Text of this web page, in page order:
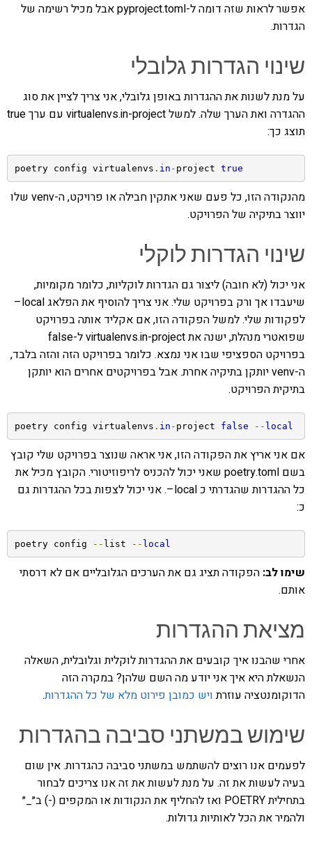
אפשר לראות שזה דומה ל-pyproject.toml אבל מכיל רשימה של
הגדרות.
שינוי הגדרות גלובלי
על מנת לשנות את ההגדרות באופן גלובלי, אני צריך לציין את סוג
ההגדרה ואת הערך שלה. למשל virtualenvs.in-project עם ערך true
תוצג כך:
poetry config virtualenvs . in - project true
מהנקודה הזו, כל פעם שאני אתקין חבילה או פרויקט, ה-venv שלו
יווצר בתיקיה של הפרויקט.
שינוי הגדרות לוקלי
אני יכול (לא חובה) ליצור גם הגדרות לוקליות, כלומר מקומיות,
שיעבדו אך ורק בפרויקט שלי. אני צריך להוסיף את הפלאג local–
לפקודות שלי. למשל הפקודה הזו, אם אקליד אותה בפרויקט
שפואטרי מנהלת, ישנה את virtualenvs.in-project ל-false
בפרויקט הספציפי שבו אני נמצא. כלומר בפרויקט הזה והזה בלבד,
ה-venv יותקן בתיקיה אחרת. אבל בפרויקטים אחרים הוא יותקן
בתיקית הפרויקט.
poetry config virtualenvs . in - project false -- local
אם אני אריץ את הפקודה הזו, אני אראה שנוצר בפרויקט שלי קובץ
בשם poetry.toml שאני יכול להכניס לריפוזיטורי. הקובץ מכיל את
כל ההגדרות שהגדרתי כ local–. אני יכול לצפות בכל ההגדרות גם
כ:
poetry config -- list -- local
שימו לב: הפקודה תציג גם את הערכים הגלובליים אם לא דרסתי
אותם.
מציאת ההגדרות
אחרי שהבנו איך קובעים את ההגדרות לוקלית וגלובלית, השאלה
הנשאלת היא איך אני יודע מה השם שלהן? במקרה הזה
הדוקומנטציה עוזרתויש כמובן פירוט מלא של כל ההגדרות.
שימוש במשתני סביבה בהגדרות
לפעמים אנו רוצים להשתמש במשתני סביבה כהגדרות. אין שום
בעיה לעשות את זה. על מנת לעשות את זה אנו צריכים לבחור
בתחילית POETRY ואז להחליף את הנקודות או המקפים (-) ב״_״
ולהמיר את הכל לאותיות גדולות.